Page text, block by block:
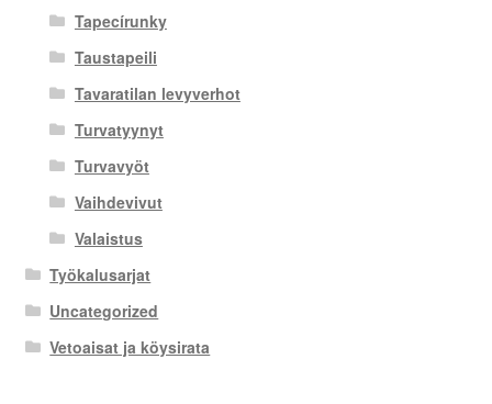
Tapecírunky
Taustapeili
Tavaratilan levyverhot
Turvatyynyt
Turvavyöt
Vaihdevivut
Valaistus
Työkalusarjat
Uncategorized
Vetoaisat ja köysirata